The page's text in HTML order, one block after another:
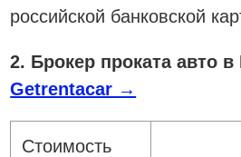
российской банковской
2. Брокер проката авто в
Getrentacar →
Стоимость